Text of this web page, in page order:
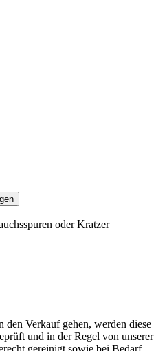
oder Kratzer
den Verkauf gehen, werden diese
und in der Regel von unserer
gereinigt sowie bei Bedarf